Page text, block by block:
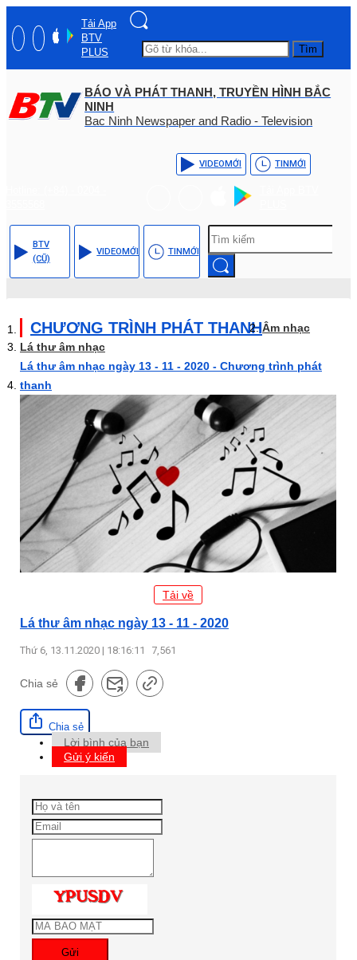
Tải App
BTV
PLUS
Tìm
BÁO VÀ PHÁT THANH, TRUYỀN HÌNH BẮC
NINH
Bac Ninh Newspaper and Radio - Television
VIDEOMỚI TINMỚI
BTV
(CŨ)
VIDEOMỚI TINMỚI
CHƯƠNG TRÌNH PHÁT THANHÂm nhạc
Lá thư âm nhạc
Lá thư âm nhạc ngày 13 - 11 - 2020 - Chương trình phát
thanh
Tải về
Lá thư âm nhạc ngày 13 - 11 - 2020
Thứ 6, 13.11.2020 | 18:16:11 7,561
Chia sẻ
Chia sẻ
Lời bình của bạn
Gửi ý kiến
Gửi